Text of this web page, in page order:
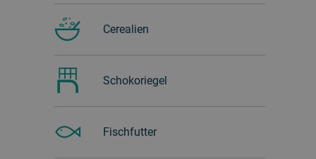
Cerealien
Schokoriegel
Fischfutter